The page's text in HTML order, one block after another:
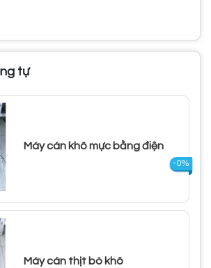
tự
Máy cán khô mực bằng điện
-0%
Máy cán thịt bò khô